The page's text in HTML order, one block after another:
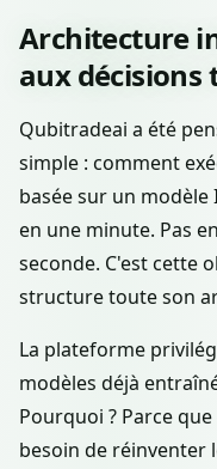
Architecture
aux décisions
Qubitradeai a été
simple : comment
basée sur un modèle
en une minute. Pas
seconde. C'est cette
structure toute son
La plateforme
modèles déjà
Pourquoi ? Parce
besoin de réinventer